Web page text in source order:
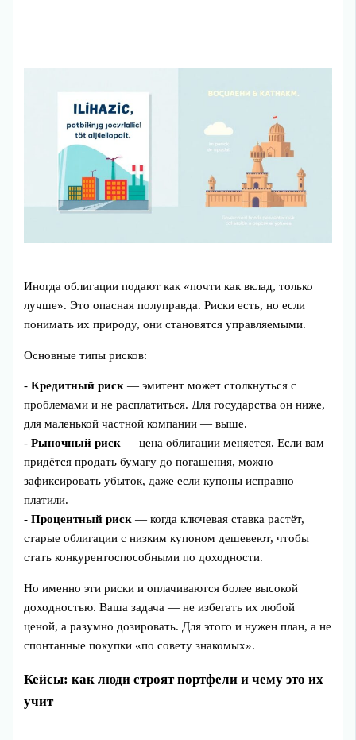
Иногда облигации подают как «почти как вклад, только
лучше». Это опасная полуправда. Риски есть, но если
понимать их природу, они становятся управляемыми.
Основные типы рисков:
-Кредитный риск — эмитент может столкнуться с
проблемами и не расплатиться. Для государства он ниже,
для маленькой частной компании — выше.
-Рыночный риск — цена облигации меняется. Если вам
придётся продать бумагу до погашения, можно
зафиксировать убыток, даже если купоны исправно
платили.
-Процентный риск — когда ключевая ставка растёт,
старые облигации с низким купоном дешевеют, чтобы
стать конкурентоспособными по доходности.
Но именно эти риски и оплачиваются более высокой
доходностью. Ваша задача — не избегать их любой
ценой, а разумно дозировать. Для этого и нужен план, а не
спонтанные покупки «по совету знакомых».
Кейсы: как люди строят портфели и чему это их
учит